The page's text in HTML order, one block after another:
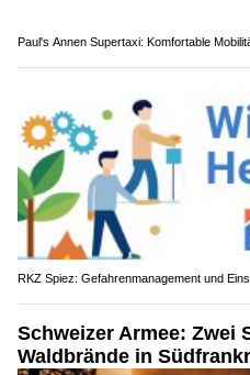
Paul's Annen Supertaxi: Komfortable
RKZ Spiez: Gefahrenmanagement und
Schweizer Armee: Zwei
Waldbrände in